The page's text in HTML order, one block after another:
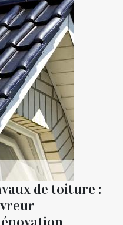
de toiture :